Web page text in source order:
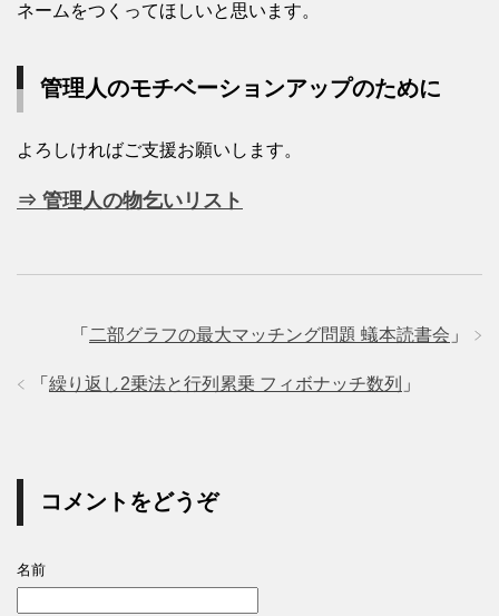
ネームをつくってほしいと思います。
管理人のモチベーションアップのために
よろしければご支援お願いします。
⇒ 管理人の物乞いリスト
「 二部グラフの最大マッチング問題 蟻本読書会 」
「 繰り返し2乗法と行列累乗 フィボナッチ数列 」
コメントをどうぞ
名前